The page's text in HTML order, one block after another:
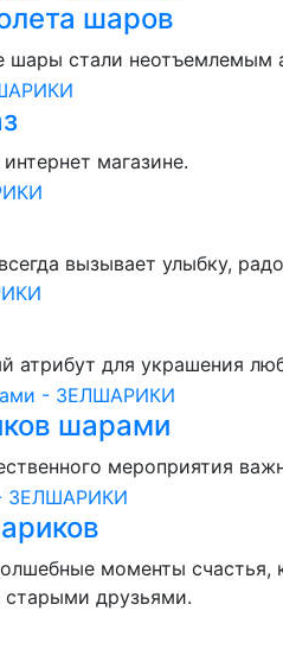
шаров
стали неотъемлемым
магазине.
вызывает улыбку,
атрибут для украшения
шарами
мероприятия
моменты счастья,
старыми друзьями.